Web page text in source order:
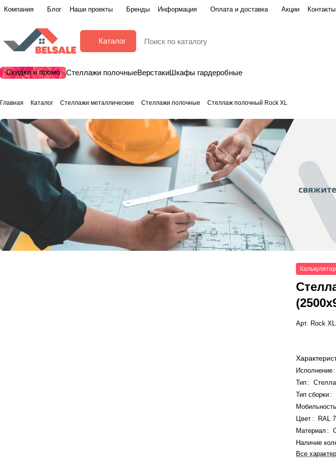
Компания Блог Наши проекты Бренды Информация Оплата и доставка Акции Контакты
Каталог
Скидки и промо Стеллажи полочныеВерстакиШкафы гардеробные
Главная Каталог Стеллажи металлические Стеллажи полочные Стеллаж полочный Rock XL
Арт. Rock
Исполнение :
Тип :
Тип сборки:
Мобильность
Цвет :
RAL
Материал :
Наличие
Все